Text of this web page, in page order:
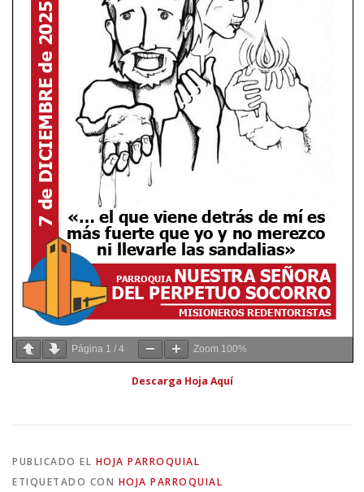
Página 1 / 4 Zoom 100%
Descarga Hoja Aquí
PUBLICADO EL HOJA PARROQUIAL
ETIQUETADO CON HOJA PARROQUIAL